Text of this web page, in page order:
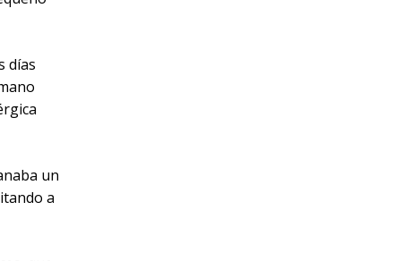
días
un
a